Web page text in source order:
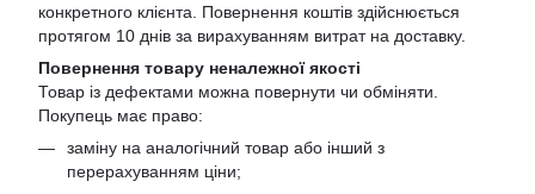
конкретного клієнта. Повернення коштів здійснюється
протягом 10 днів за вирахуванням витрат на доставку.
Повернення товару неналежної якості
Товар із дефектами можна повернути чи обміняти.
Покупець має право:
заміну на аналогічний товар або інший з
перерахуванням ціни;